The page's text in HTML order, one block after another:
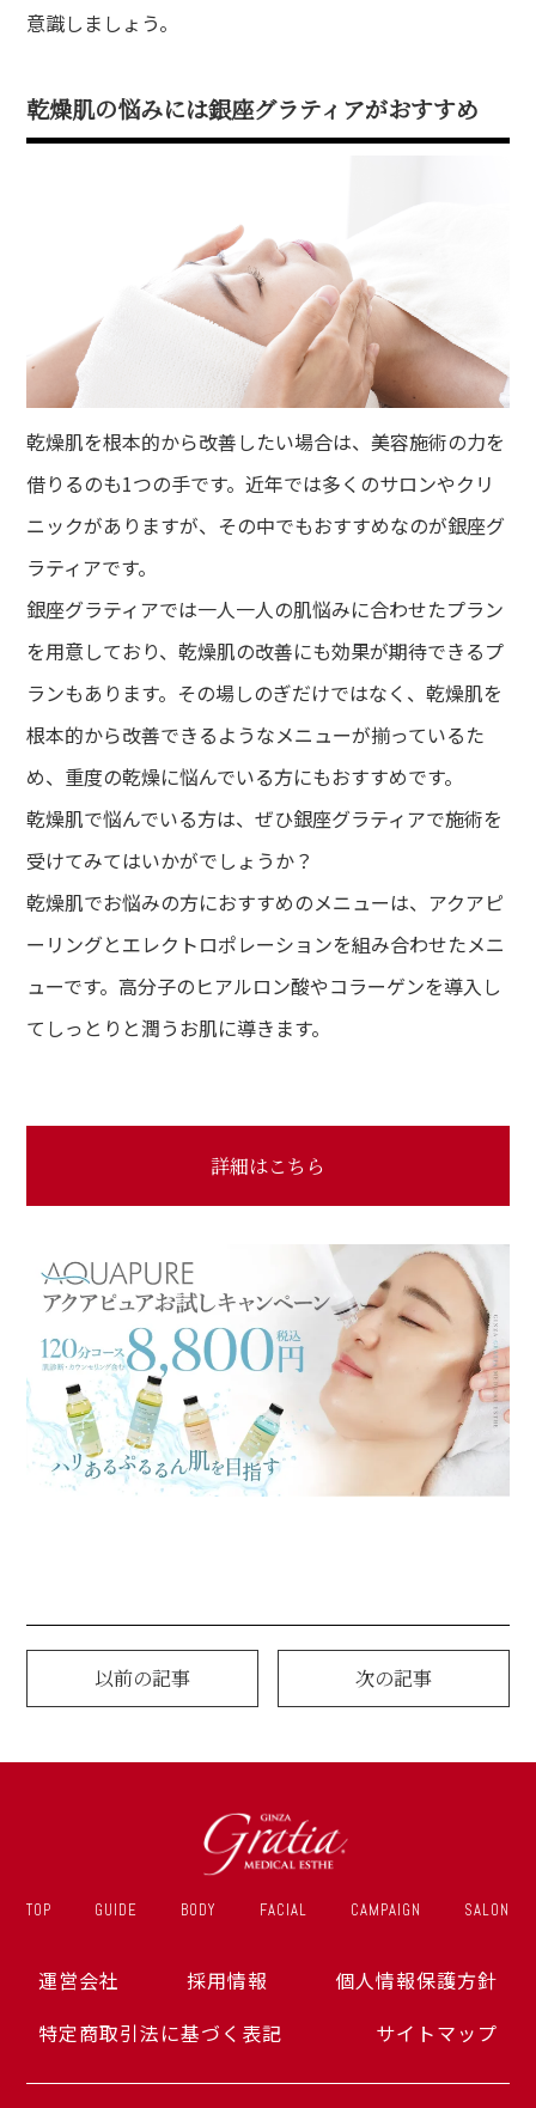
意識しましょう。
乾燥肌の悩みには銀座グラティアがおすすめ
乾燥肌を根本的から改善したい場合は、美容施術の力を
借りるのも1つの手です。近年では多くのサロンやクリ
ニックがありますが、その中でもおすすめなのが銀座グ
ラティアです。
銀座グラティアでは一人一人の肌悩みに合わせたプラン
を用意しており、乾燥肌の改善にも効果が期待できるプ
ランもあります。その場しのぎだけではなく、乾燥肌を
根本的から改善できるようなメニューが揃っているた
め、重度の乾燥に悩んでいる方にもおすすめです。
乾燥肌で悩んでいる方は、ぜひ銀座グラティアで施術を
受けてみてはいかがでしょうか？
乾燥肌でお悩みの方におすすめのメニューは、アクアピ
ーリングとエレクトロポレーションを組み合わせたメニ
ューです。高分子のヒアルロン酸やコラーゲンを導入し
てしっとりと潤うお肌に導きます。
詳細はこちら
以前の記事 次の記事
TOP GUIDE BODY FACIAL CAMPAIGN SALON
運営会社 採用情報
個人情報保護方針
特定商取引法に基づく表記
サイトマップ